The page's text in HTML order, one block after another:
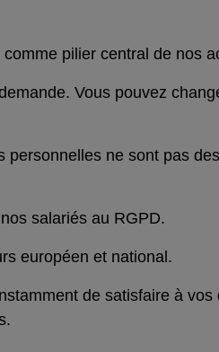
pilier central de nos
Vous pouvez
personnelles ne sont pas
salariés au RGPD.
européen et national.
de satisfaire à vos